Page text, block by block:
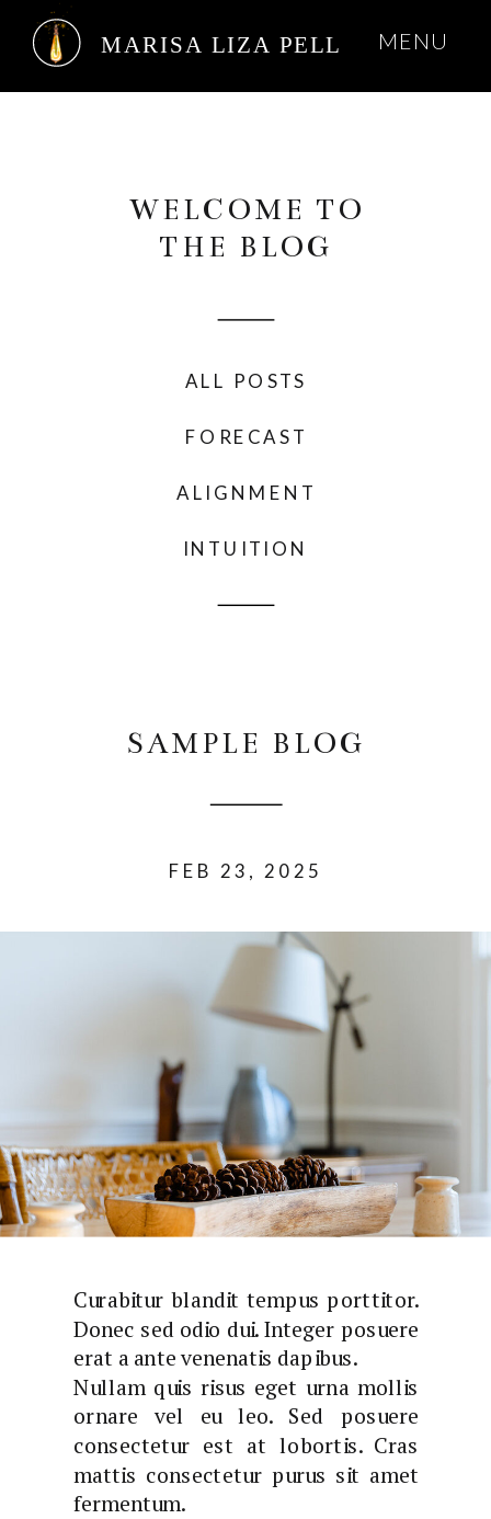
MARISA LIZA PELL MENU
ALL POSTS
WELCOME TO
THE BLOG
ALIGNMENT
INTUITION
FORECAST
SAMPLE BLOG
FEB 23, 2025
Curabitur blandit tempus porttitor.
Donec sed odio dui. Integer posuere
erat a ante venenatis dapibus.
Nullam quis risus eget urna mollis
ornare vel eu leo. Sed posuere
consectetur est at lobortis. Cras
mattis consectetur purus sit amet
fermentum.